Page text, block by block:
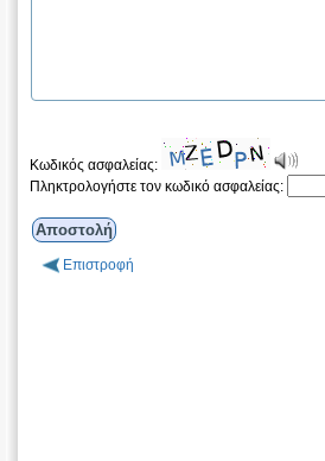
Κωδικός ασφαλείας:
Πληκτρολογήστε τον κωδικό ασφαλείας:
Επιστροφή